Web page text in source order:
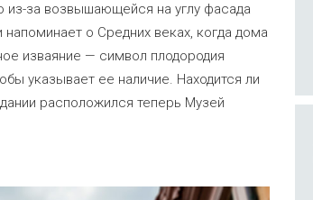
за возвышающейся на углу фасада
о Средних веках, когда дома
изваяние — символ плодородия
указывает ее наличие. Находится ли
расположился теперь Музей